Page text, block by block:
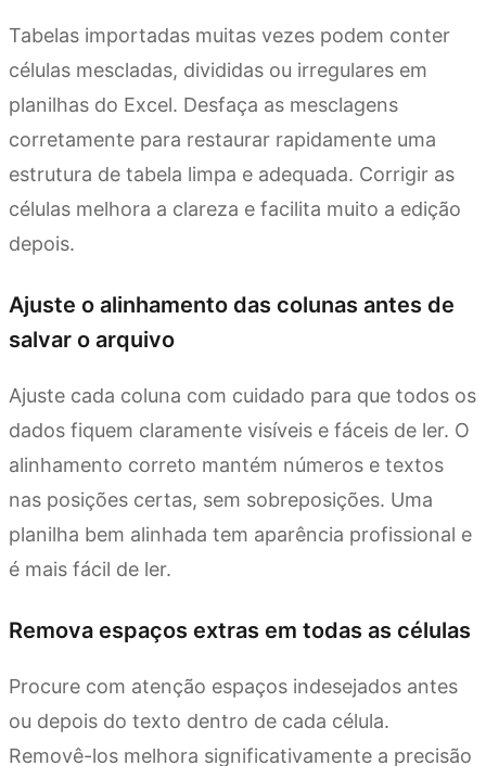
Tabelas importadas muitas vezes podem conter
células mescladas, divididas ou irregulares em
planilhas do Excel. Desfaça as mesclagens
corretamente para restaurar rapidamente uma
estrutura de tabela limpa e adequada. Corrigir as
células melhora a clareza e facilita muito a edição
depois.
Ajuste o alinhamento das colunas antes de
salvar o arquivo
Ajuste cada coluna com cuidado para que todos os
dados fiquem claramente visíveis e fáceis de ler. O
alinhamento correto mantém números e textos
nas posições certas, sem sobreposições. Uma
planilha bem alinhada tem aparência profissional e
é mais fácil de ler.
Remova espaços extras em todas as células
Procure com atenção espaços indesejados antes
ou depois do texto dentro de cada célula.
Removê-los melhora significativamente a precisão